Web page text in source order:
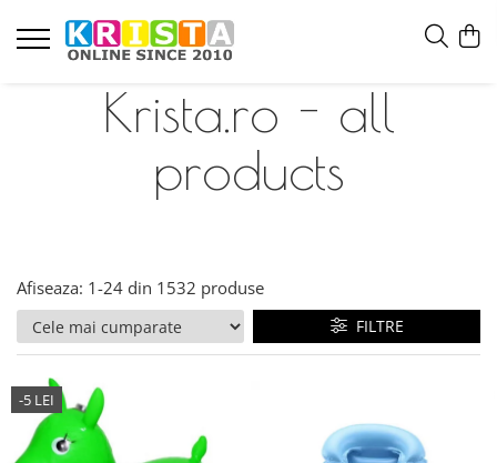
Krista.ro - all
products
Afiseaza: 1-24 din 1532 produse
FILTRE
-5 LEI